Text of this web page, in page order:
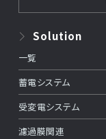
Solution
一覧
蓄電システム
受変電システム
濾過膜関連